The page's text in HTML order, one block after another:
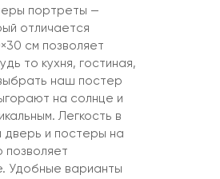
портреты —
отличается
см позволяет
то кухня, гостиная,
наш постер
на солнце и
Легкость в
дверь и постеры на
позволяет
Удобные варианты